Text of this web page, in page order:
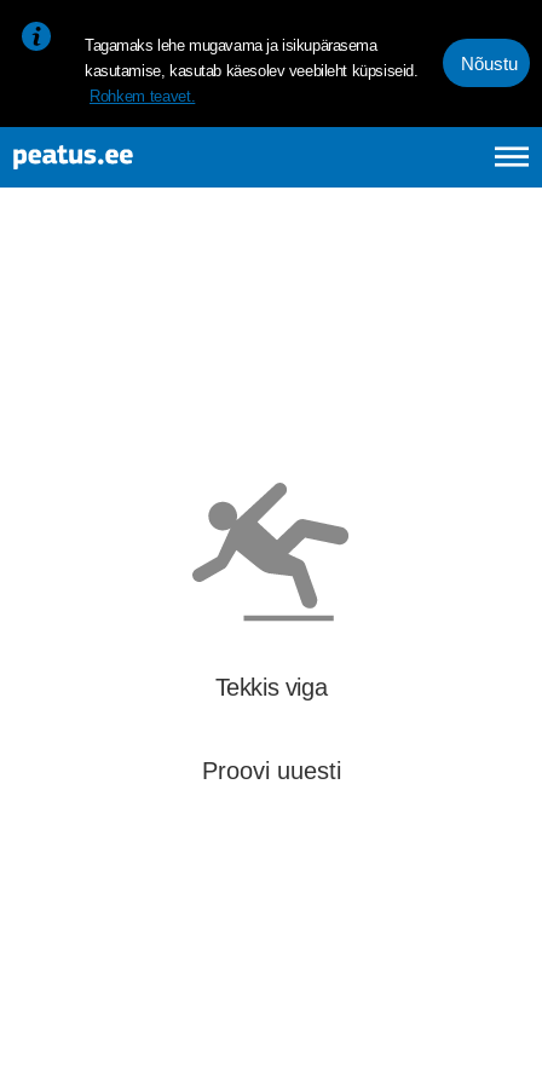
Tagamaks lehe mugavama ja isikupärasema
kasutamise, kasutab käesolev veebileht küpsiseid.
Rohkem teavet.
Nõustu
Tekkis viga
Proovi uuesti